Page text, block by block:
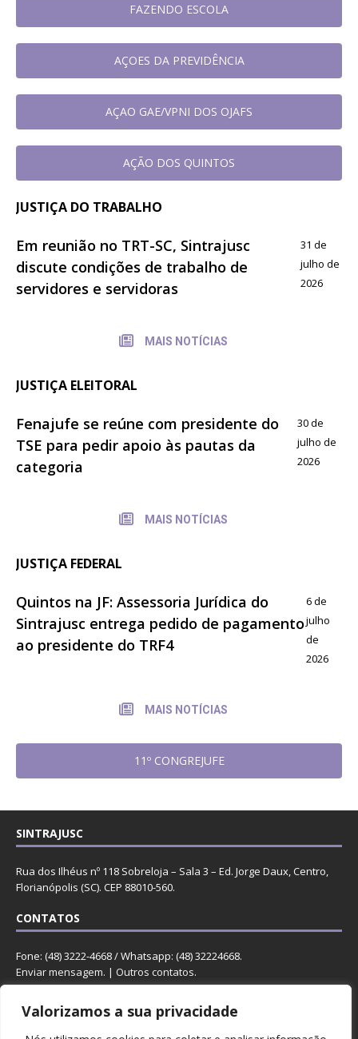
Valorizamos a sua privacidade
FAZENDO ESCOLA
AÇOES DA PREVIDÊNCIA
AÇAO GAE/VPNI DOS OJAFS
AÇÃO DOS QUINTOS
JUSTIÇA DO TRABALHO
Em reunião no TRT-SC, Sintrajusc
discute condições de trabalho de
servidores e servidoras
31 de
julho de
2026
MAIS NOTÍCIAS
JUSTIÇA ELEITORAL
Fenajufe se reúne com presidente do
TSE para pedir apoio às pautas da
categoria
30 de
julho de
2026
MAIS NOTÍCIAS
JUSTIÇA FEDERAL
Quintos na JF: Assessoria Jurídica do
Sintrajusc entrega pedido de pagamento
ao presidente do TRF4
6 de
julho
de
2026
MAIS NOTÍCIAS
11º CONGREJUFE
SINTRAJUSC
Rua dos Ilhéus nº 118 Sobreloja – Sala 3 – Ed. Jorge Daux, Centro,
Florianópolis (SC). CEP 88010-560.
CONTATOS
Fone: (48) 3222-4668 / Whatsapp: (48) 32224668.
Enviar mensagem. | Outros contatos.
REDES